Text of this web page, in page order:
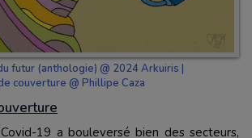
futur (anthologie) @ 2024 Arkuiris |
couverture @ Phillipe Caza